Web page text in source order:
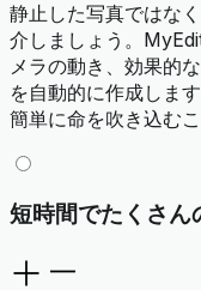
静止した写真ではな
介しましょう。
メラの動き、効果的
を自動的に作成しま
簡単に命を吹き込む
短時間でたくさん